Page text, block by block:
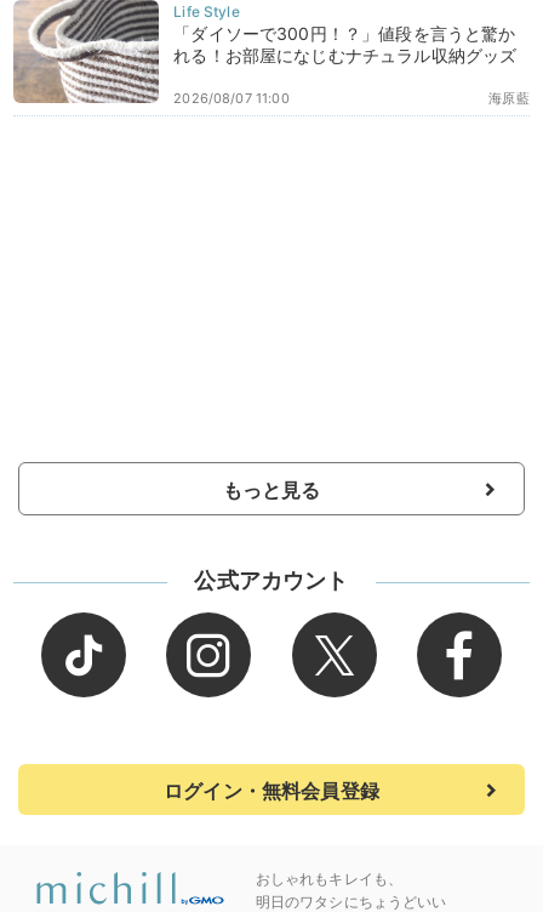
「ダイソーで300円！？」値段を言うと驚か
れる！お部屋になじむナチュラル収納グッズ
海原藍
2026/08/07 11:00
もっと見る
公式アカウント
ログイン・無料会員登録
おしゃれもキレイも、
明日のワタシにちょうどいい